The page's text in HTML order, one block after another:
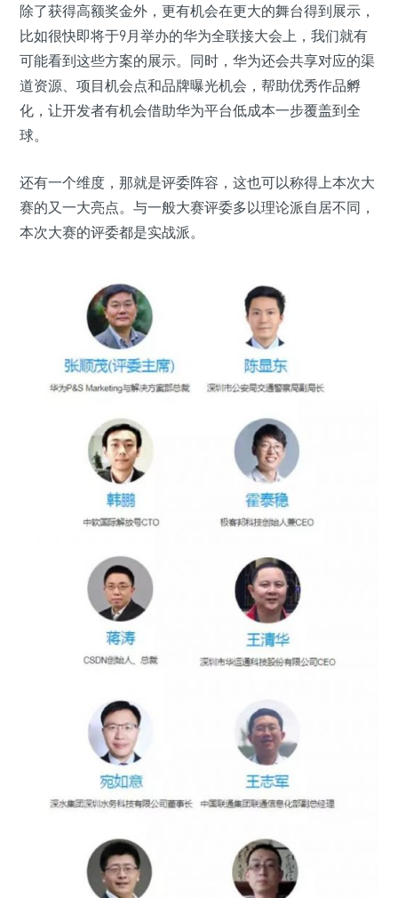
除了获得高额奖金外，更有机会在更大的舞台得到展示，
比如很快即将于9月举办的华为全联接大会上，我们就有
可能看到这些方案的展示。同时，华为还会共享对应的渠
道资源、项目机会点和品牌曝光机会，帮助优秀作品孵
化，让开发者有机会借助华为平台低成本一步覆盖到全
球。
还有一个维度，那就是评委阵容，这也可以称得上本次大
赛的又一大亮点。与一般大赛评委多以理论派自居不同，
本次大赛的评委都是实战派。